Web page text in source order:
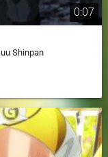
0:07
Shinpan